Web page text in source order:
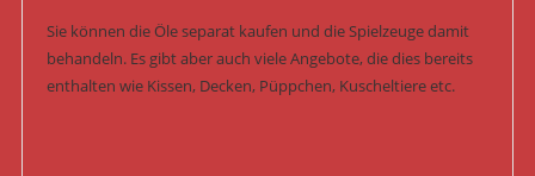
Sie können die Öle separat kaufen und die Spielzeuge damit
behandeln. Es gibt aber auch viele Angebote, die dies bereits
enthalten wie Kissen, Decken, Püppchen, Kuscheltiere etc.